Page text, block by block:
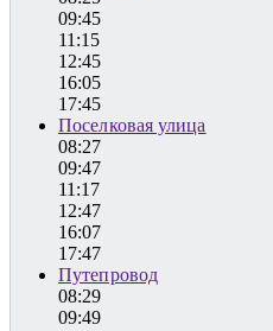
09:45
11:15
12:45
16:05
17:45
Поселковая улица
08:27
09:47
11:17
12:47
16:07
17:47
Путепровод
08:29
09:49